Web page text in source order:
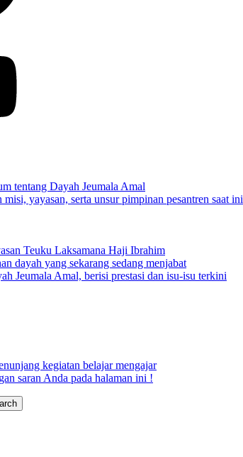
tentang Dayah Jeumala Amal
yayasan, serta unsur pimpinan pesantren saat ini
Teuku Laksamana Haji Ibrahim
dayah yang sekarang sedang menjabat
Jeumala Amal, berisi prestasi dan isu-isu terkini
kegiatan belajar mengajar
saran Anda pada halaman ini !